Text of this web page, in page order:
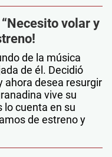
volar y
de la música
de él. Decidió
ahora desea resurgir
vive su
lo cuenta en su
de estreno y